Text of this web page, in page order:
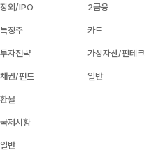
장외/IPO
특징주
투자전략
채권/펀드
환율
국제시황
일반
2금융
카드
가상자산/핀테크
일반